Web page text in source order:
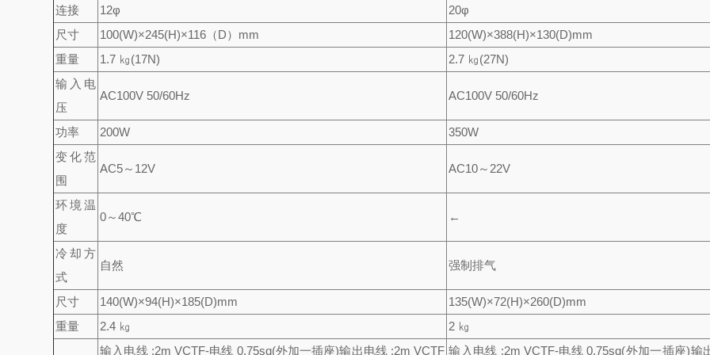
连接 12φ
20φ
尺寸
100(W)×245(H)×116（D）mm
120(W)×388(H)×130(D)mm
重量
1.7 ㎏(17N)
2.7 ㎏(27N)
输入电
压
AC100V 50/60Hz AC100V 50/60Hz
功率 200W
350W
变化范
围
AC5～12V AC10～22V
环境温
度
0～40℃ ←
冷却方
式
自然 强制排气
尺寸 140(W)×94(H)×185(D)mm
135(W)×72(H)×260(D)mm
重量
2.4 ㎏
2 ㎏
输入电线 :2m VCTF-电线 0.75sq(外加一插座)输出电线 :2m VCTF 输入电线 :2m VCTF-电线 0.75sq(外加一插座)输